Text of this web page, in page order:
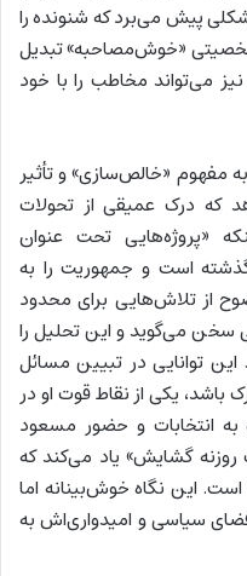
پیش می‌برد که شنونده را
«خوش‌مصاحبه» تبدیل
می‌تواند مخاطب را با خود
مفهوم «خالص‌سازی» و تأثیر
که درک عمیقی از تحولات
«پروژه‌هایی تحت عنوان
است و جمهوریت را به
از تلاش‌هایی برای محدود
سخن می‌گوید و این تحلیل را
این توانایی در تبیین مسائل
باشد، یکی از نقاط قوت او در
انتخابات و حضور مسعود
گشایش» یاد می‌کند که
این نگاه خوش‌بینانه اما
سیاسی و امیدواری‌اش به